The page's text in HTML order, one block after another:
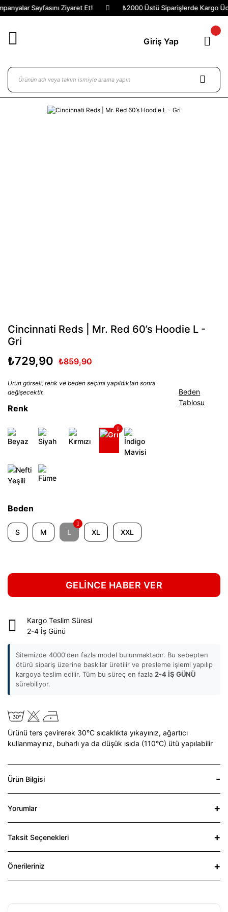
Sayfasını Ziyaret Et! ₺2000 Üstü Siparişlerde Kargo
Giriş Yap
Cincinnati Reds | Mr. Red 60’s Hoodie L -
Gri
₺729,90 ₺859,90
Ürün görseli, renk ve beden seçimi yapıldıktan sonra
değişecektir.
Renk
Beden
S M L XL XXL
Beden
Tablosu
GELİNCE HABER VER
Kargo Teslim Süresi
2-4 İş Günü
Sitemizde 4000'den fazla model bulunmaktadır. Bu sebepten
ötürü sipariş üzerine baskılar üretilir ve presleme işlemi yapılıp
kargoya teslim edilir. Tüm bu süreç en fazla 2-4 İŞ GÜNÜ
sürebiliyor.
Ürünü ters çevirerek 30°C sıcaklıkta yıkayınız, ağartıcı
kullanmayınız, buharlı ya da düşük ısıda (110°C) ütü yapılabilir
Ürün Bilgisi
Yorumlar
Taksit Seçenekleri
Önerileriniz